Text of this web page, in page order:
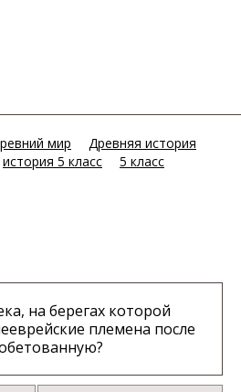
мир
Древняя история
история 5 класс 5 класс
на берегах которой
племена после